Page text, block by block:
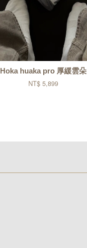
Hoka huaka pro 厚緩雲朵
NT$ 5,899